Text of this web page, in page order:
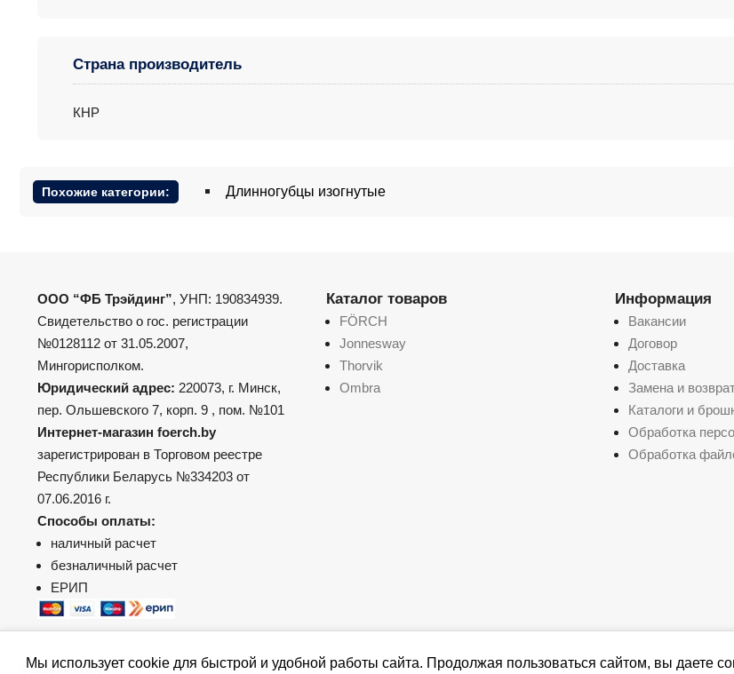
Страна производитель
КНР
Похожие категории: Длинногубцы изогнутые
ООО “ФБ Трэйдинг”, УНП: 190834939.
Свидетельство о гос. регистрации
№0128112 от 31.05.2007,
Мингорисполком.
Юридический адрес: 220073, г. Минск,
пер. Ольшевского 7, корп. 9 , пом. №101
Интернет-магазин foerch.by
зарегистрирован в Торговом реестре
Республики Беларусь №334203 от
07.06.2016 г.
Способы оплаты:
наличный расчет
безналичный расчет
ЕРИП
Каталог товаров
FÖRCH
Jonnesway
Thorvik
Ombra
Информация
Вакансии
Договор
Доставка
Замена и
Каталоги и
Обработка
Обработка
© 2026 foerch.by
Мы использует cookie для быстрой и удобной работы сайта. Продолжая пользоваться сайтом, вы даете